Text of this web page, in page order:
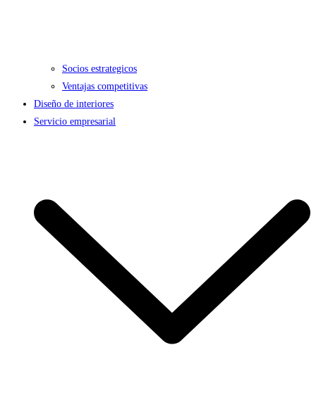
Socios estrategicos
Ventajas competitivas
Diseño de interiores
Servicio empresarial